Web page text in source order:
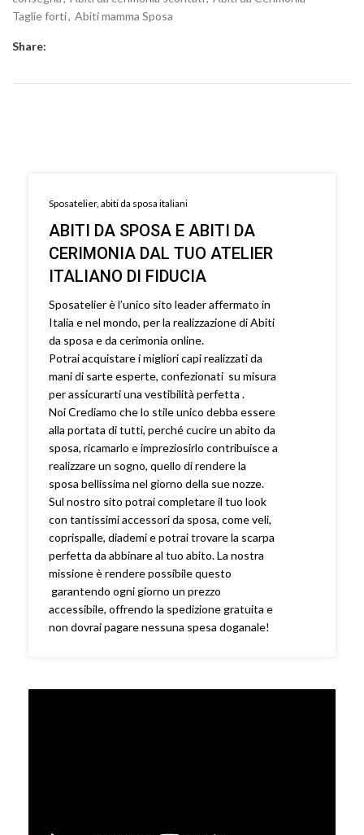
Taglie forti, Abiti mamma Sposa
Share:
Sposatelier, abiti da sposa italiani
ABITI DA SPOSA E ABITI DA
CERIMONIA DAL TUO ATELIER
ITALIANO DI FIDUCIA
Sposatelier è l’unico sito leader affermato in
Italia e nel mondo, per la realizzazione di Abiti
da sposa e da cerimonia online.
Potrai acquistare i migliori capi realizzati da
mani di sarte esperte, confezionati su misura
per assicurarti una vestibilità perfetta .
Noi Crediamo che lo stile unico debba essere
alla portata di tutti, perché cucire un abito da
sposa, ricamarlo e impreziosirlo contribuisce a
realizzare un sogno, quello di rendere la
sposa bellissima nel giorno della sue nozze.
Sul nostro sito potrai completare il tuo look
con tantissimi accessori da sposa, come veli,
coprispalle, diademi e potrai trovare la scarpa
perfetta da abbinare al tuo abito. La nostra
missione è rendere possibile questo
garantendo ogni giorno un prezzo
accessibile, offrendo la spedizione gratuita e
non dovrai pagare nessuna spesa doganale!